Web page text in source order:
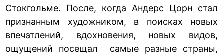
Стокгольме. После, когда Андерс Цорн стал
признанным художником, в поисках новых
впечатлений, вдохновения, новых видов,
ощущений посещал самые разные страны,